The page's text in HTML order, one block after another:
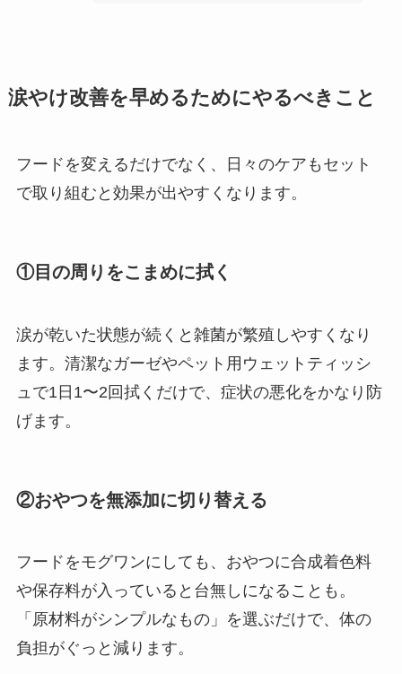
涙やけ改善を早めるためにやるべきこと
フードを変えるだけでなく、日々のケアもセット
で取り組むと効果が出やすくなります。
①目の周りをこまめに拭く
涙が乾いた状態が続くと雑菌が繁殖しやすくなり
ます。清潔なガーゼやペット用ウェットティッシ
ュで1日1〜2回拭くだけで、症状の悪化をかなり防
げます。
②おやつを無添加に切り替える
フードをモグワンにしても、おやつに合成着色料
や保存料が入っていると台無しになることも。
「原材料がシンプルなもの」を選ぶだけで、体の
負担がぐっと減ります。